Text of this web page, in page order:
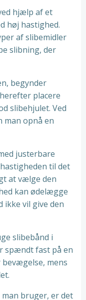
hjælp af et
høj hastighed.
af slibemidler
slibning, der
begynder
placere
slibehjulet. Ved
opnå en
justerbare
til det
at vælge den
kan ødelægge
ikke vil give den
slibebånd i
spændt fast på en
mens
bruger, er det